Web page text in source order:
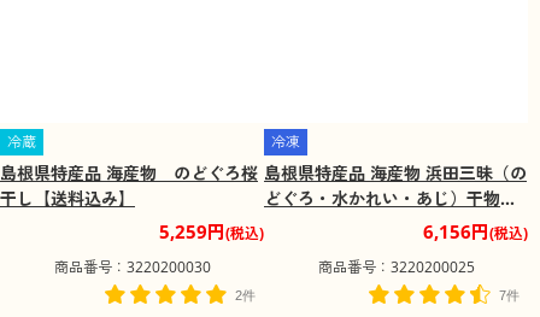
冷蔵
島根県特産品 海産物 のどぐろ桜
干し【送料込み】
5,259円(税込)
商品番号：3220200030
2件
冷凍
島根県特産品 海産物 浜田三昧（の
どぐろ・水かれい・あじ）干物セ
ット 一夜ぼし 干物 のどぐろ かれ
い あじ【送料込み】【お届け不可
地域：ヤマト運輸の配達不可地
6,156円(税込)
商品番号：3220200025
7件